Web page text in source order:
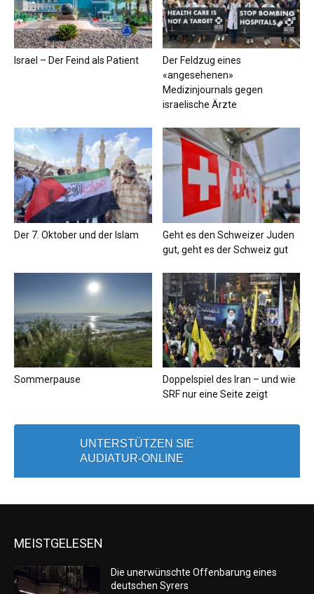
Israel – Der Feind als Patient
Der Feldzug eines
«angesehenen»
Medizinjournals gegen
israelische Ärzte
Der 7. Oktober und der Islam
Geht es den Schweizer Juden
gut, geht es der Schweiz gut
Sommerpause
Doppelspiel des Iran – und wie
SRF nur eine Seite zeigt
UNTERSTÜTZEN SIE
AUDIATUR-ONLINE
MEISTGELESEN
Die unerwünschte Offenbarung eines
deutschen Syrers